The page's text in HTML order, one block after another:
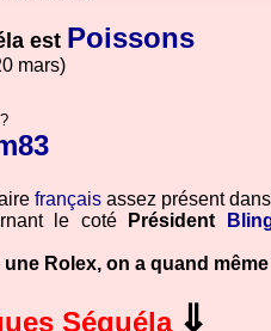
est Poissons
mars)
français assez présent
le coté
Président
Rolex, on a quand
Séguéla ⇓